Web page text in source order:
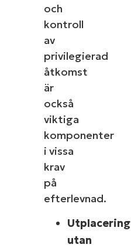
och
kontroll
av
privilegierad
åtkomst
är
också
viktiga
komponenter
i vissa
krav
på
efterlevnad.
Utplacering
utan